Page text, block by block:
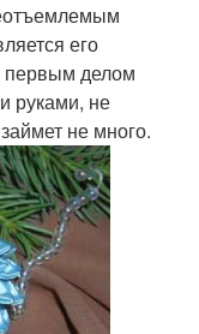
его
первым делом
руками, не
не много.